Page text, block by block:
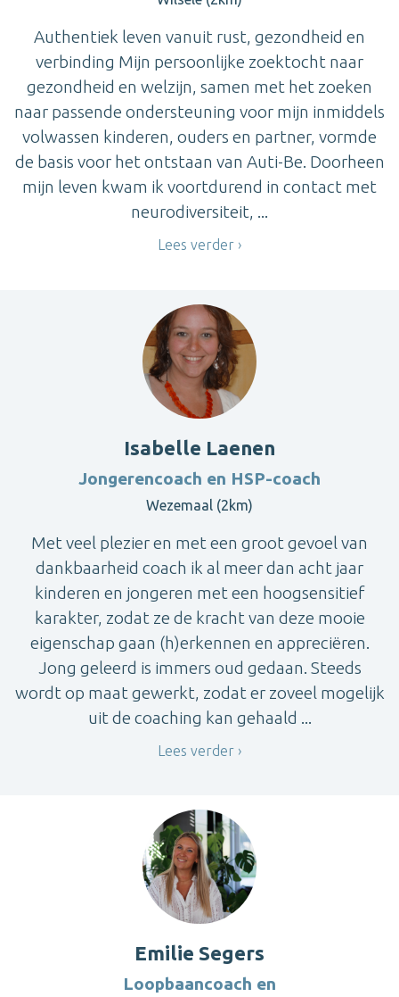
Authentiek leven vanuit rust, gezondheid en
verbinding Mijn persoonlijke zoektocht naar
gezondheid en welzijn, samen met het zoeken
naar passende ondersteuning voor mijn inmiddels
volwassen kinderen, ouders en partner, vormde
de basis voor het ontstaan van Auti-Be. Doorheen
mijn leven kwam ik voortdurend in contact met
neurodiversiteit, ...
Lees verder
Isabelle Laenen
Jongerencoach en HSP-coach
Wezemaal (2km)
Met veel plezier en met een groot gevoel van
dankbaarheid coach ik al meer dan acht jaar
kinderen en jongeren met een hoogsensitief
karakter, zodat ze de kracht van deze mooie
eigenschap gaan (h)erkennen en appreciëren.
Jong geleerd is immers oud gedaan. Steeds
wordt op maat gewerkt, zodat er zoveel mogelijk
uit de coaching kan gehaald ...
Lees verder
Emilie Segers
Loopbaancoach en